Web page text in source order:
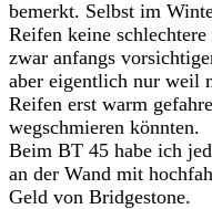
bemerkt. Selbst im
Reifen keine
zwar anfangs
aber eigentlich nur weil
Reifen erst warm
wegschmieren könnten.
Beim BT 45 habe ich
an der Wand mit
Geld von Bridgestone.